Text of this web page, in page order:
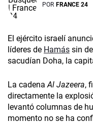
POR FRANCE 24
El ejército israelí
líderes de Hamás sin
sacudían Doha, la
La cadenaAl Jazeera,
directamente la
levantó columnas de
momento no se ha